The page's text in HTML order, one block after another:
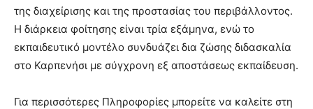
της διαχείρισης και της προστασίας του περιβάλλοντος.
Η διάρκεια φοίτησης είναι τρία εξάμηνα, ενώ το
εκπαιδευτικό μοντέλο συνδυάζει δια ζώσης διδασκαλία
στο Καρπενήσι με σύγχρονη εξ αποστάσεως εκπαίδευση.
Για περισσότερες Πληροφορίες μπορείτε να καλείτε στη